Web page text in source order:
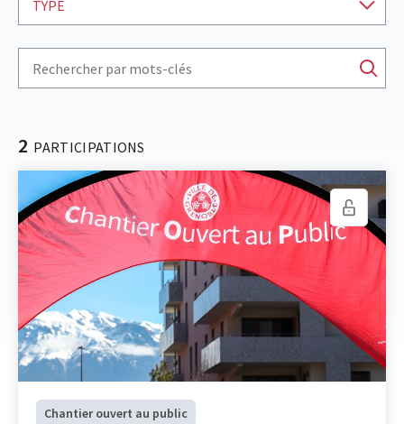
RECHERCHE PAR MOTS CLÉS
2 PARTICIPATIONS
Chantier ouvert au public